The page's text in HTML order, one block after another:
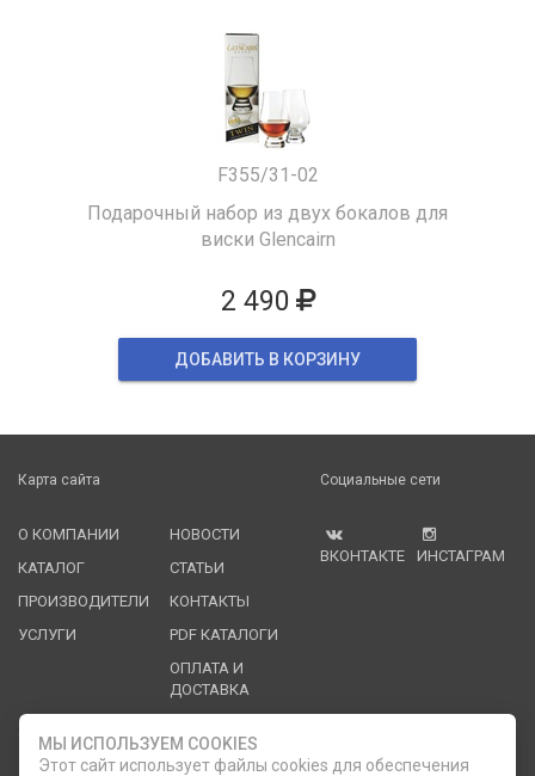
F355/31-02
Подарочный набор из двух бокалов для
виски Glencairn
2 490
ДОБАВИТЬ В КОРЗИНУ
Карта сайта
О КОМПАНИИ
КАТАЛОГ
ПРОИЗВОДИТЕЛИ
УСЛУГИ
НОВОСТИ
СТАТЬИ
КОНТАКТЫ
PDF КАТАЛОГИ
ОПЛАТА И
ДОСТАВКА
Социальные сети
ВКОНТАКТЕ ИНСТАГРАМ
Служба клиентской поддержки
МЫ ИСПОЛЬЗУЕМ COOKIES
Этот сайт использует файлы cookies для обеспечения